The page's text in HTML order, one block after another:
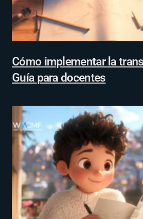
Cómo implementar la
Guía para docentes